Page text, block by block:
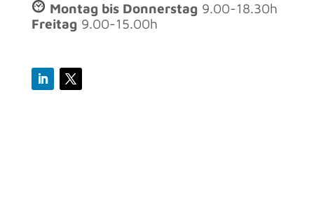
Montag bis Donnerstag 9.00-18.30h
Freitag 9.00-15.00h